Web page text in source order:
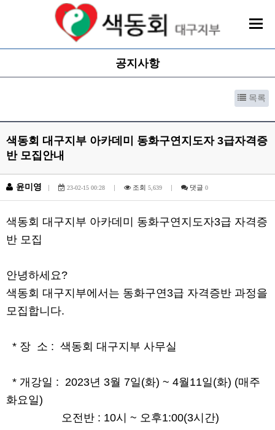
공지사항
목록
색동회 대구지부 아카데미 동화구연지도자 3급자격증
반 모집안내
윤미영 | 23-02-15 00:28 | 조회 5,639 | 댓글 0
색동회 대구지부 아카데미 동화구연지도자3급 자격증
반 모집
안녕하세요?
색동회 대구지부에서는 동화구연3급 자격증반 과정을
모집합니다.
* 장 소 : 색동회 대구지부 사무실
* 개강일 : 2023년 3월 7일(화) ~ 4월 11일(화) (매주
화요일)
오전반 : 10시 ~ 오후1:00(3시간)